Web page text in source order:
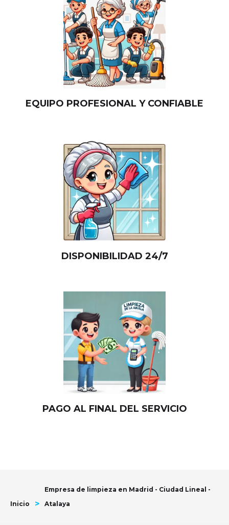
EQUIPO PROFESIONAL Y CONFIABLE
DISPONIBILIDAD 24/7
PAGO AL FINAL DEL SERVICIO
Inicio >
Empresa de limpieza en Madrid - Ciudad Lineal -
Atalaya